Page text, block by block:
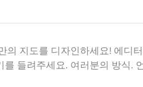
의 지도를 디자인하세요! 에디
를 들려주세요. 여러분의 방식.